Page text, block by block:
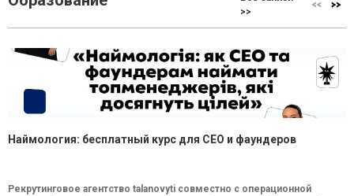
>>
Наймология: бесплатный курс для CEO и фаундеров
Рекрутинговое агентство talanovyti совместно с операционной